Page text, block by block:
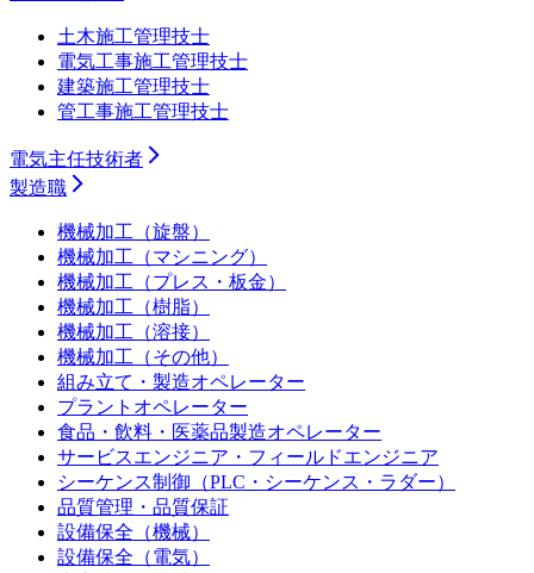
土木施工管理技士
電気工事施工管理技士
建築施工管理技士
管工事施工管理技士
電気主任技術者
製造職
機械加工（旋盤）
機械加工（マシニング）
機械加工（プレス・板金）
機械加工（樹脂）
機械加工（溶接）
機械加工（その他）
組み立て・製造オペレーター
プラントオペレーター
食品・飲料・医薬品製造オペレーター
サービスエンジニア・フィールドエンジニア
シーケンス制御（PLC・シーケンス・ラダー）
品質管理・品質保証
設備保全（機械）
設備保全（電気）